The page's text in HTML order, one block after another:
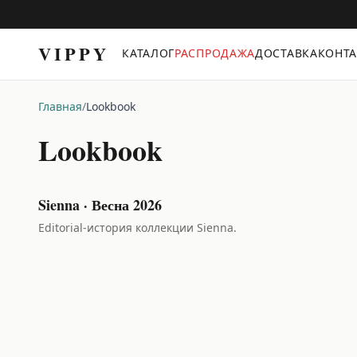
VIPPY КАТАЛОГ
Трусы
Комплекты
РАСПРОДАЖАДОСТАВКА
Главная/Lookbook
Lookbook
✦
Sienna · Весна 2026
Editorial-история коллекции Sienna.